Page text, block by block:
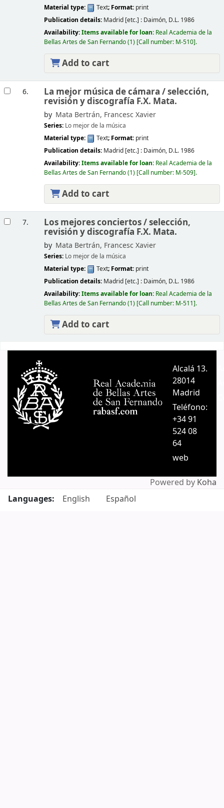
Material type:
Text; Format: print
Publication details: Madrid [etc.] : Daimón, D.L. 1986
Availability:Items available for loan: Real Academia de la
Bellas Artes de San Fernando(1) Call number: M-510 .
Add to cart
6. La mejor música de cámara /selección,
revisión y discografía F.X. Mata.
by Mata Bertrán, Francesc Xavier
Series: Lo mejor de la música
Material type:
Text; Format: print
Publication details: Madrid [etc.] : Daimón, D.L. 1986
Availability:Items available for loan: Real Academia de la
Bellas Artes de San Fernando(1) Call number: M-509 .
Add to cart
7. Los mejores conciertos /selección,
revisión y discografía F.X. Mata.
by Mata Bertrán, Francesc Xavier
Series: Lo mejor de la música
Material type:
Text; Format: print
Publication details: Madrid [etc.] : Daimón, D.L. 1986
Availability:Items available for loan: Real Academia de la
Bellas Artes de San Fernando(1) Call number: M-511 .
Add to cart
Alcalá 13.
28014
Madrid
Teléfono:
+34 91
524 08
64
web
Powered by Koha
Languages:
English Español